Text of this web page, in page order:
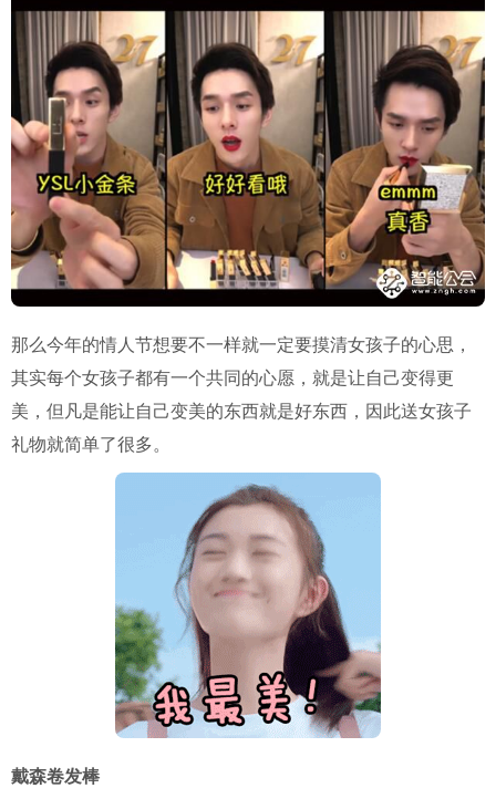
那么今年的情人节想要不一样就一定要摸清女孩子的心思，
其实每个女孩子都有一个共同的心愿，就是让自己变得更
美，但凡是能让自己变美的东西就是好东西，因此送女孩子
礼物就简单了很多。
戴森卷发棒